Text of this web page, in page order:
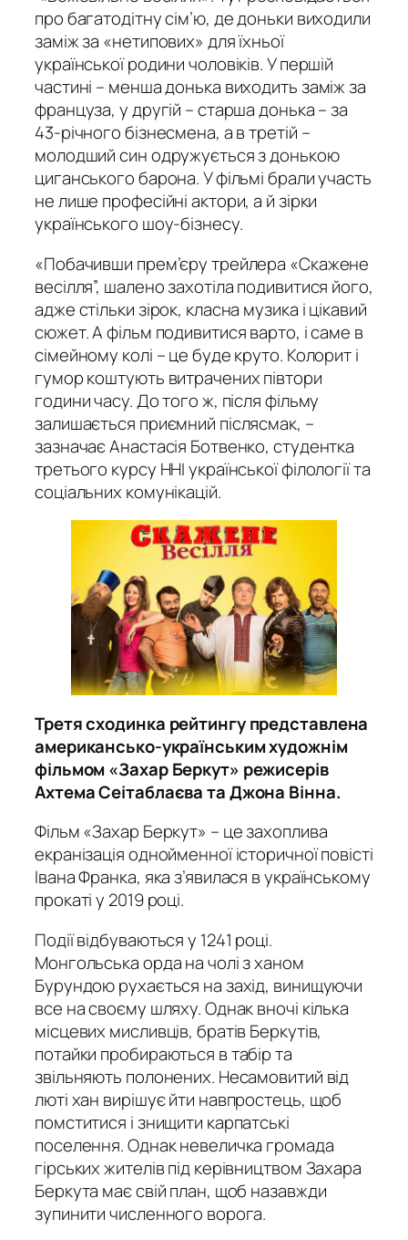
про багатодітну сім’ю, де доньки виходили
заміж за «нетипових» для їхньої
української родини чоловіків. У першій
частині – менша донька виходить заміж за
француза, у другій – старша донька – за
43-річного бізнесмена, а в третій –
молодший син одружується з донькою
циганського барона. У фільмі брали участь
не лише професійні актори, а й зірки
українського шоу-бізнесу.
«Побачивши прем’єру трейлера «Скажене
весілля”, шалено захотіла подивитися його,
адже стільки зірок, класна музика і цікавий
сюжет. А фільм подивитися варто, і саме в
сімейному колі – це буде круто. Колорит і
гумор коштують витрачених півтори
години часу. До того ж, після фільму
залишається приємний післясмак, –
зазначає Анастасія Ботвенко, студентка
третього курсу ННІ української філології та
соціальних комунікацій.
Третя сходинка рейтингу представлена
американсько-українським художнім
фільмом «Захар Беркут» режисерів
Ахтема Сеітаблаєва та Джона Вінна.
Фільм «Захар Беркут» – це захоплива
екранізація однойменної історичної повісті
Івана Франка, яка з’явилася в українському
прокаті у 2019 році.
Події відбуваються у 1241 році.
Монгольська орда на чолі з ханом
Бурундою рухається на захід, винищуючи
все на своєму шляху. Однак вночі кілька
місцевих мисливців, братів Беркутів,
потайки пробираються в табір та
звільняють полонених. Несамовитий від
люті хан вирішує йти навпростець, щоб
помститися і знищити карпатські
поселення. Однак невеличка громада
гірських жителів під керівництвом Захара
Беркута має свій план, щоб назавжди
зупинити численного ворога.